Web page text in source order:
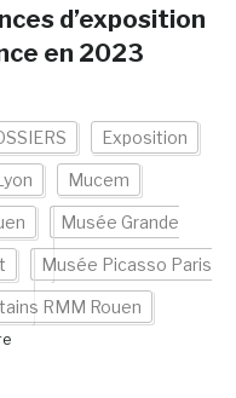
d’exposition
en 2023
Exposition
Mucem
Musée Grande
Musée Picasso Paris
RMM Rouen